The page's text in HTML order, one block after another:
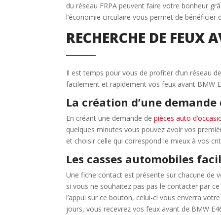
du réseau FRPA peuvent faire votre bonheur
l’économie circulaire vous permet de
RECHERCHE DE FEUX
Il est temps pour vous de profiter d’un réseau
facilement et rapidement vos feux avant BMW
La création d’une
En créant une demande depièces auto
quelques minutes vous pouvez avoir vos
et choisir celle qui correspond le mieux à vos
Les casses automobiles
Une fiche contact est présente sur chacune de
si vous ne souhaitez pas pas le contacter par
l’appui sur ce bouton, celui-ci vous enverra
jours, vous recevrez vos feux avant de BMW